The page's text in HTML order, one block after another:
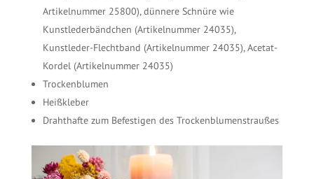
Artikelnummer 25800), dünnere Schnüre wie
Kunstlederbändchen (Artikelnummer 24035),
Kunstleder-Flechtband (Artikelnummer 24035), Acetat-
Kordel (Artikelnummer 24035)
Trockenblumen
Heißkleber
Drahthafte zum Befestigen des Trockenblumenstraußes